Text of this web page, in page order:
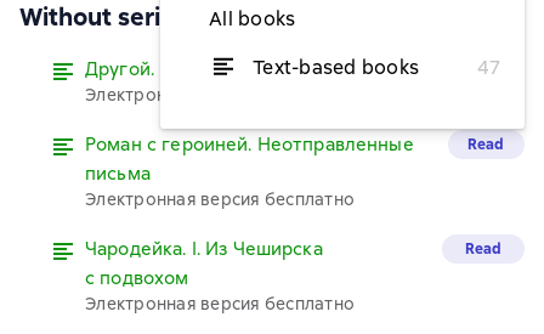
All books
Text-based books
47
Without series
Другой. Рассказ
Электронная версия бесплатно
Read
Роман с героиней. Неотправленные
письма
Электронная версия бесплатно
Read
Чародейка. I. Из Чеширска
с подвохом
Электронная версия бесплатно
Read